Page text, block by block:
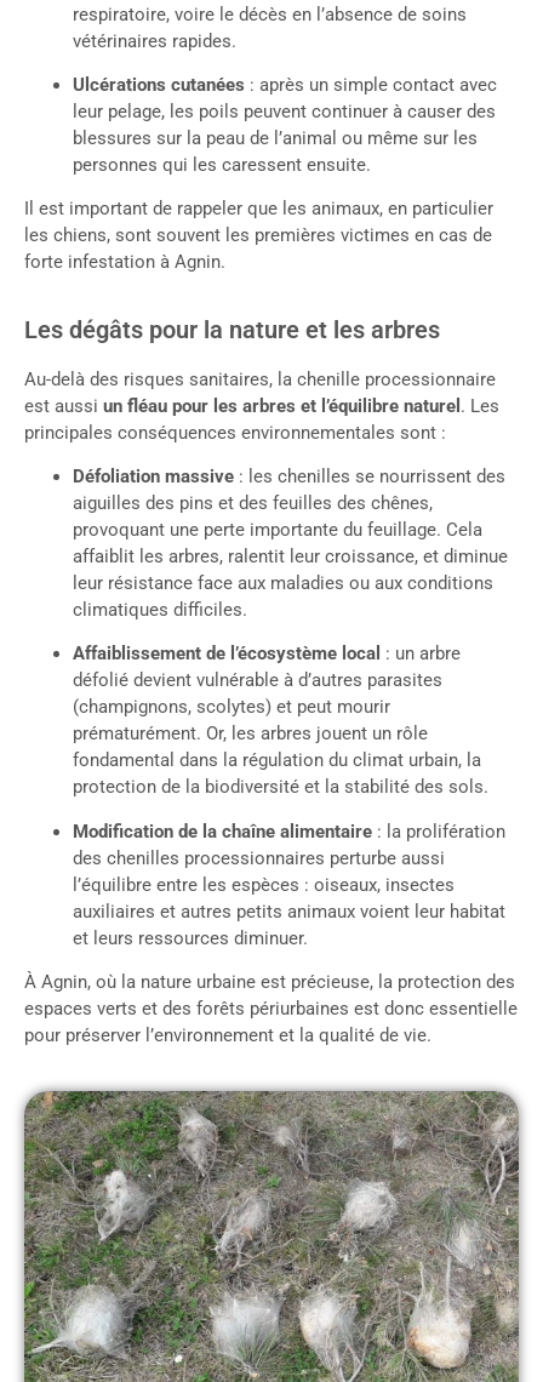
respiratoire, voire le décès en l’absence de soins
vétérinaires rapides.
Ulcérations cutanées : après un simple contact avec
leur pelage, les poils peuvent continuer à causer des
blessures sur la peau de l’animal ou même sur les
personnes qui les caressent ensuite.
Il est important de rappeler que les animaux, en particulier
les chiens, sont souvent les premières victimes en cas de
forte infestation à Agnin.
Les dégâts pour la nature et les arbres
Au-delà des risques sanitaires, la chenille processionnaire
est aussi un fléau pour les arbres et l’équilibre naturel . Les
principales conséquences environnementales sont :
Défoliation massive : les chenilles se nourrissent des
aiguilles des pins et des feuilles des chênes,
provoquant une perte importante du feuillage. Cela
affaiblit les arbres, ralentit leur croissance, et diminue
leur résistance face aux maladies ou aux conditions
climatiques difficiles.
Affaiblissement de l’écosystème local : un arbre
défolié devient vulnérable à d’autres parasites
(champignons, scolytes) et peut mourir
prématurément. Or, les arbres jouent un rôle
fondamental dans la régulation du climat urbain, la
protection de la biodiversité et la stabilité des sols.
Modification de la chaîne alimentaire : la prolifération
des chenilles processionnaires perturbe aussi
l’équilibre entre les espèces : oiseaux, insectes
auxiliaires et autres petits animaux voient leur habitat
et leurs ressources diminuer.
À Agnin, où la nature urbaine est précieuse, la protection des
espaces verts et des forêts périurbaines est donc essentielle
pour préserver l’environnement et la qualité de vie.